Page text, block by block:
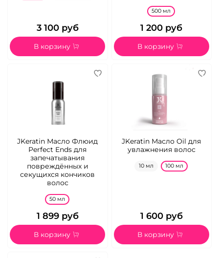
3 100 руб
В корзину
500 мл
1 200 руб
В корзину
JKeratin Масло Флюид
Perfect Ends для
запечатывания
повреждённых и
секущихся кончиков
волос
50 мл
1 899 руб
В корзину
JKeratin Масло Oil для
увлажнения волос
10 мл 100 мл
1 600 руб
В корзину